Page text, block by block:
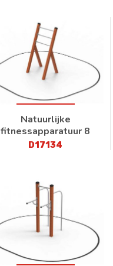
Natuurlijke
fitnessapparatuur 8
D17134